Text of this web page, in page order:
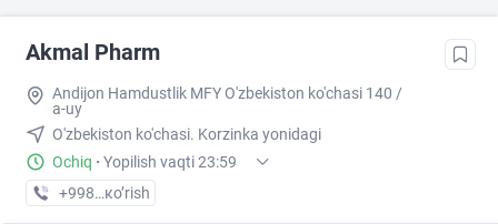
Akmal Pharm
Andijon Hamdustlik MFY O'zbekiston ko'chasi 140 /
a-uy
O'zbekiston ko'chasi. Korzinka yonidagi
Ochiq · Yopilish vaqti 23:59
+998 (90) XXX-XX-XX
кo’rish